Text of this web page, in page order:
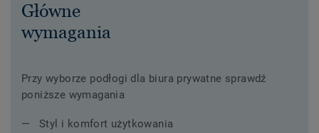
Główne
wymagania
Przy wyborze podłogi dla biura prywatne sprawdź
poniższe wymagania
Styl i komfort użytkowania